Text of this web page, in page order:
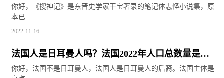
么？
你好，《搜神记》是东晋史学家干宝著录的笔记体志怪小说集，原
本已...
2022-11-16
法国人是日耳曼人吗？法国2022年人口总数量是多
少？
你好，法国不是日耳曼人，法国人是日耳曼人的后裔。法国主体是